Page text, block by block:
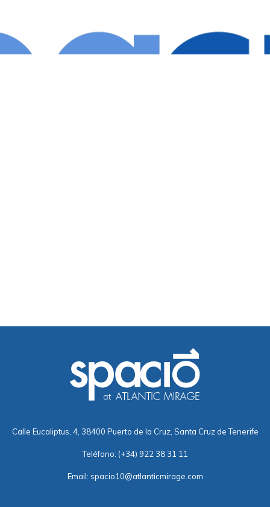
Calle Eucaliptus, 4, 38400 Puerto de la Cruz, Santa Cruz de Tenerife
Teléfono: (+34) 922 38 31 11
Email: spacio10@atlanticmirage.com